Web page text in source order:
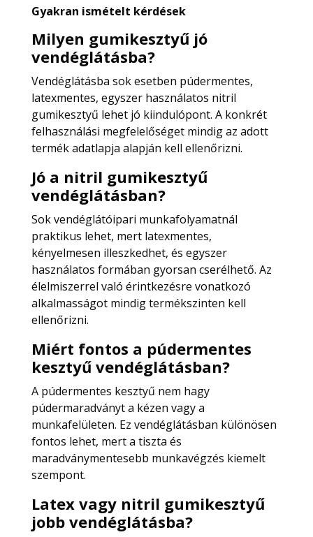
Gyakran ismételt kérdések
Milyen gumikesztyű jó
vendéglátásba?
Vendéglátásba sok esetben púdermentes,
latexmentes, egyszer használatos nitril
gumikesztyű lehet jó kiindulópont. A konkrét
felhasználási megfelelőséget mindig az adott
termék adatlapja alapján kell ellenőrizni.
Jó a nitril gumikesztyű
vendéglátásban?
Sok vendéglátóipari munkafolyamatnál
praktikus lehet, mert latexmentes,
kényelmesen illeszkedhet, és egyszer
használatos formában gyorsan cserélhető. Az
élelmiszerrel való érintkezésre vonatkozó
alkalmasságot mindig termékszinten kell
ellenőrizni.
Miért fontos a púdermentes
kesztyű vendéglátásban?
A púdermentes kesztyű nem hagy
púdermaradványt a kézen vagy a
munkafelületen. Ez vendéglátásban különösen
fontos lehet, mert a tiszta és
maradványmentesebb munkavégzés kiemelt
szempont.
Latex vagy nitril gumikesztyű
jobb vendéglátásba?